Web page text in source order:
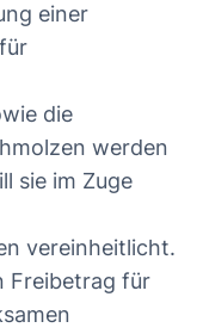
einer
die
werden
sie im Zuge
vereinheitlicht.
Freibetrag für